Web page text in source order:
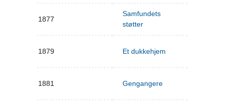
1877
Samfundets
støtter
1879 Et dukkehjem
1881 Gengangere